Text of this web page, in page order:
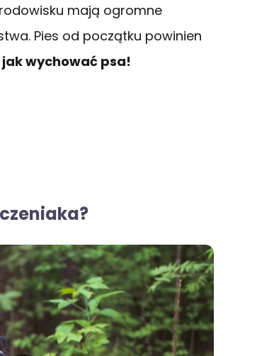
mają ogromne
Pies od początku powinien
jak wychować psa!